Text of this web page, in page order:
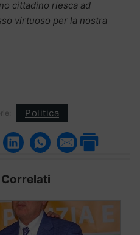
cittadino riesca ad
virtuoso per la nostra
Politica